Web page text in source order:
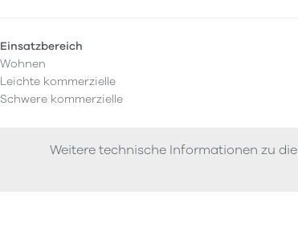
Einsatzbereich
Wohnen
Leichte kommerzielle
Schwere kommerzielle
Weitere technische Informationen zu